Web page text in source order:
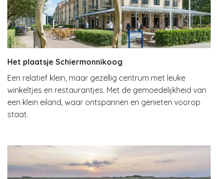
Het plaatsje Schiermonnikoog
Een relatief klein, maar gezellig centrum met leuke
winkeltjes en restaurantjes. Met de gemoedelijkheid van
een klein eiland, waar ontspannen en genieten voorop
staat.